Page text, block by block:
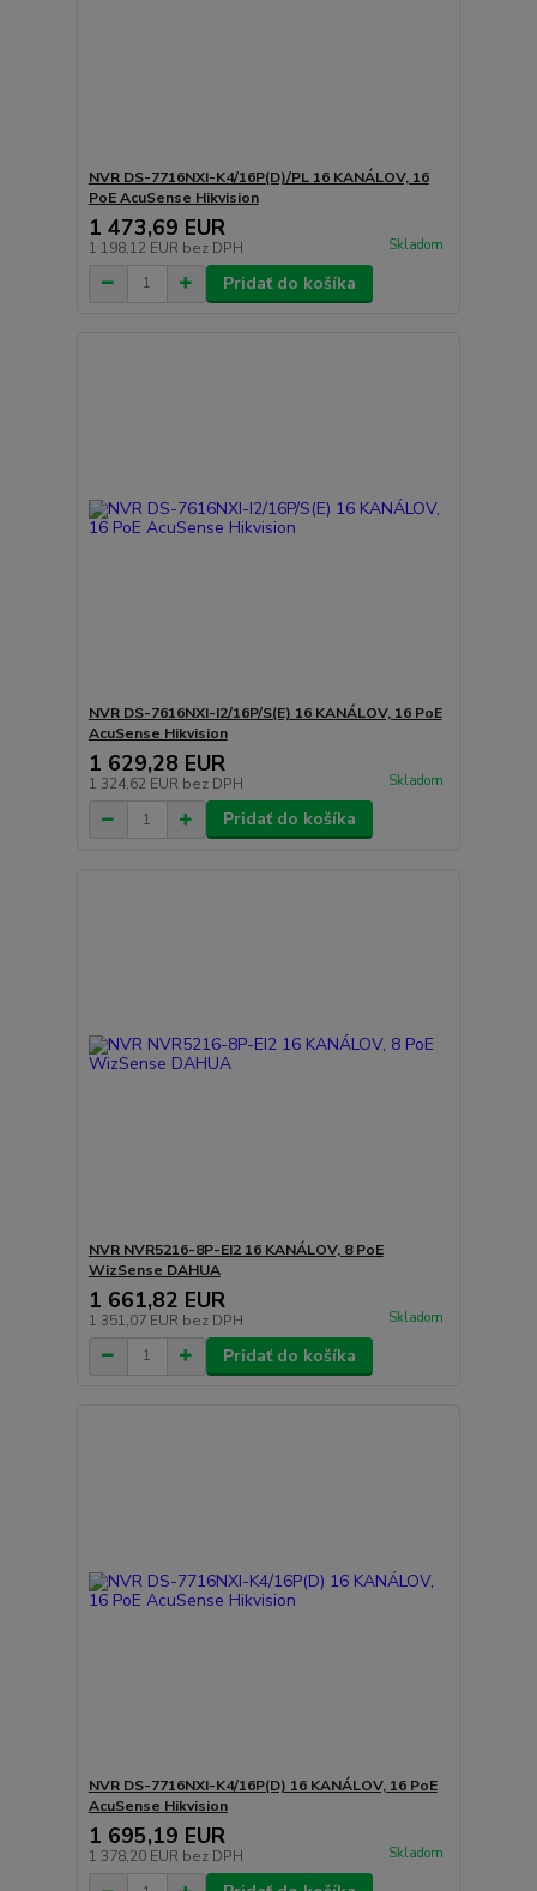
NVR DS-7716NXI-K4/16P(D)/PL 16 KANÁLOV, 16
PoE AcuSense Hikvision
1 473,69 EUR
1 198,12 EUR bez DPH Skladom
Pridať do košíka
NVR DS-7616NXI-I2/16P/S(E) 16 KANÁLOV, 16 PoE
AcuSense Hikvision
1 629,28 EUR
1 324,62 EUR bez DPH Skladom
Pridať do košíka
NVR NVR5216-8P-EI2 16 KANÁLOV, 8 PoE
WizSense DAHUA
1 661,82 EUR
1 351,07 EUR bez DPH Skladom
Pridať do košíka
NVR DS-7716NXI-K4/16P(D) 16 KANÁLOV, 16 PoE
AcuSense Hikvision
1 695,19 EUR
1 378,20 EUR bez DPH Skladom